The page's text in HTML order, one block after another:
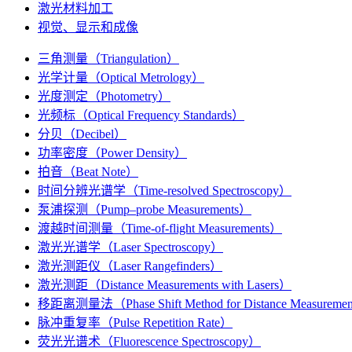
激光材料加工
视觉、显示和成像
三角测量（Triangulation）
光学计量（Optical Metrology）
光度测定（Photometry）
光频标（Optical Frequency Standards）
分贝（Decibel）
功率密度（Power Density）
拍音（Beat Note）
时间分辨光谱学（Time-resolved Spectroscopy）
泵浦探测（Pump–probe Measurements）
渡越时间测量（Time-of-flight Measurements）
激光光谱学（Laser Spectroscopy）
激光测距仪（Laser Rangefinders）
激光测距（Distance Measurements with Lasers）
移距离测量法（Phase Shift Method for Distance
脉冲重复率（Pulse Repetition Rate）
荧光光谱术（Fluorescence Spectroscopy）